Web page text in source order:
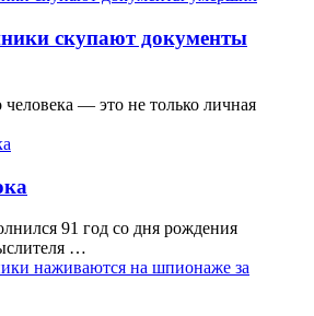
скупают документы
человека — это не только личная
91 год со дня рождения
…